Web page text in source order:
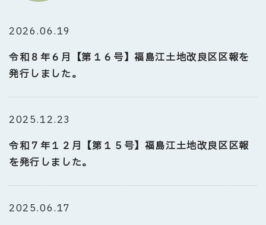
2026.06.19
令和８年６月【第１６号】福島江土地改良区区報を
発行しました。
2025.12.23
令和７年１２月【第１５号】福島江土地改良区区報
を発行しました。
2025.06.17